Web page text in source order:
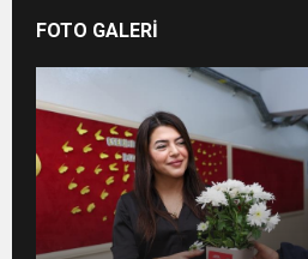
FOTO GALERİ